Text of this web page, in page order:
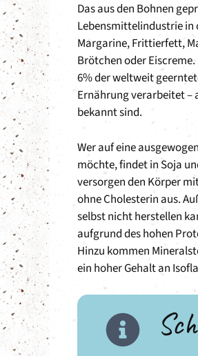
Das aus den Bohnen
Lebensmittelindustrie in
Margarine, Frittierfett,
Brötchen oder
6% der weltweit
Ernährung verarbeitet –
bekannt sind.
Wer auf eine
möchte, findet in Soja
versorgen den Körper
ohne Cholesterin aus.
selbst nicht herstellen
aufgrund des hohen
Hinzu kommen
ein hoher Gehalt an